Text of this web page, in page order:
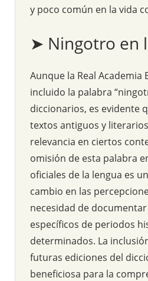
y poco común en la vida
➤ Ningotro en
Aunque la Real Academia
incluido la palabra
diccionarios, es evidente
textos antiguos y
relevancia en ciertos
omisión de esta palabra
oficiales de la lengua es
cambio en las
necesidad de
específicos de periodos
determinados. La
futuras ediciones del
beneficiosa para la